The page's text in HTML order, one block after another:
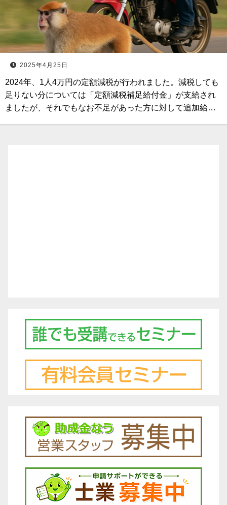
2025年4月25日
2024年、1人4万円の定額減税が行われました。減税しても
足りない分については「定額減税補足給付金」が支給され
ましたが、それでもなお不足があった方に対して追加給…